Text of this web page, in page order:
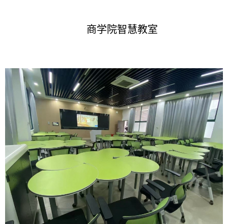
商学院智慧教室